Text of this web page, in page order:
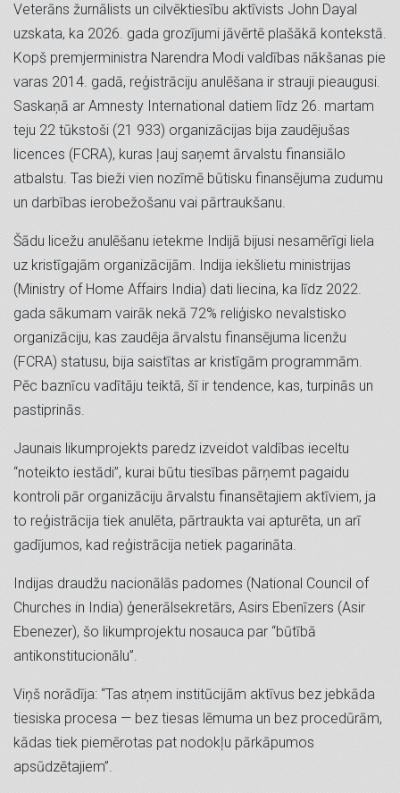
Veterāns žurnālists un cilvēktiesību aktīvists John Dayal
uzskata, ka 2026. gada grozījumi jāvērtē plašākā kontekstā.
Kopš premjerministra Narendra Modi valdības nākšanas pie
varas 2014. gadā, reģistrāciju anulēšana ir strauji pieaugusi.
Saskaņā ar Amnesty International datiem līdz 26. martam
teju 22 tūkstoši (21 933) organizācijas bija zaudējušas
licences (FCRA), kuras ļauj saņemt ārvalstu finansiālo
atbalstu. Tas bieži vien nozīmē būtisku finansējuma zudumu
un darbības ierobežošanu vai pārtraukšanu.
Šādu licežu anulēšanu ietekme Indijā bijusi nesamērīgi liela
uz kristīgajām organizācijām. Indija iekšlietu ministrijas
(Ministry of Home Affairs India) dati liecina, ka līdz 2022.
gada sākumam vairāk nekā 72% reliģisko nevalstisko
organizāciju, kas zaudēja ārvalstu finansējuma licenžu
(FCRA) statusu, bija saistītas ar kristīgām programmām.
Pēc baznīcu vadītāju teiktā, šī ir tendence, kas, turpinās un
pastiprinās.
Jaunais likumprojekts paredz izveidot valdības ieceltu
“noteikto iestādi”, kurai būtu tiesības pārņemt pagaidu
kontroli pār organizāciju ārvalstu finansētajiem aktīviem, ja
to reģistrācija tiek anulēta, pārtraukta vai apturēta, un arī
gadījumos, kad reģistrācija netiek pagarināta.
Indijas draudžu nacionālās padomes (National Council of
Churches in India) ģenerālsekretārs, Asirs Ebenīzers (Asir
Ebenezer), šo likumprojektu nosauca par “būtībā
antikonstitucionālu”.
Viņš norādīja: “Tas atņem institūcijām aktīvus bez jebkāda
tiesiska procesa — bez tiesas lēmuma un bez procedūrām,
kādas tiek piemērotas pat nodokļu pārkāpumos
apsūdzētajiem”.